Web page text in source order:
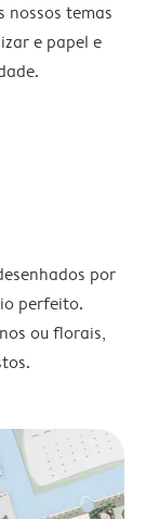
nossos temas
e papel e
por
perfeito.
ou florais,